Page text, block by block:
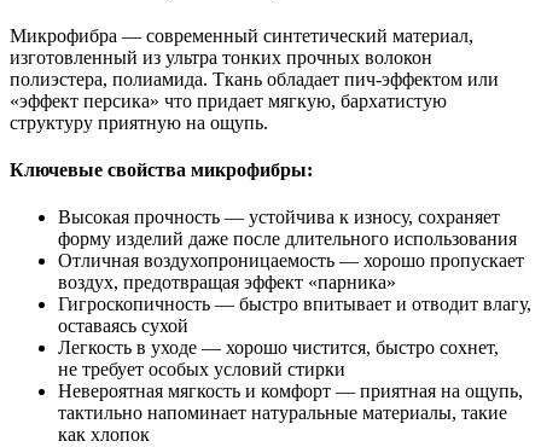
Микрофибра — современный синтетический материал,
изготовленный из ультра тонких прочных волокон
полиэстера, полиамида. Ткань обладает пич-эффектом или
«эффект персика» что придает мягкую, бархатистую
структуру приятную на ощупь.
Ключевые свойства микрофибры:
Высокая прочность — устойчива к износу, сохраняет
форму изделий даже после длительного использования
Отличная воздухопроницаемость — хорошо пропускает
воздух, предотвращая эффект «парника»
Гигроскопичность — быстро впитывает и отводит влагу,
оставаясь сухой
Легкость в уходе — хорошо чистится, быстро сохнет,
не требует особых условий стирки
Невероятная мягкость и комфорт — приятная на ощупь,
тактильно напоминает натуральные материалы, такие
как хлопок